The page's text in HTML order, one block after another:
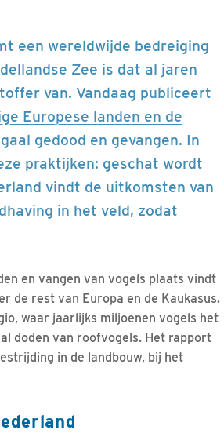
een wereldwijde bedreiging
Zee is dat al jaren
van. Vandaag publiceert
Europese landen en de
gedood en gevangen. In
praktijken: geschat wordt
vindt de uitkomsten van
in het veld, zodat
en vangen van vogels plaats vindt
de rest van Europa en de Kaukasus.
waar jaarlijks miljoenen vogels het
doden van roofvogels. Het rapport
in de landbouw, bij het